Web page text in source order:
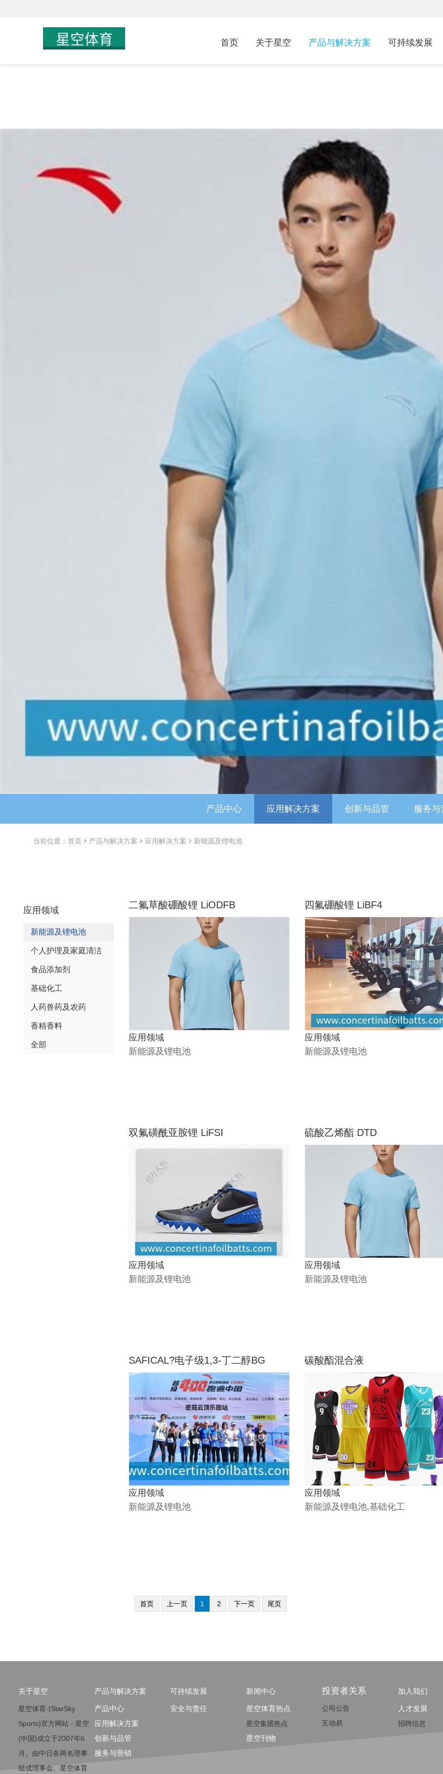
首页 关于星空 产品与解决方案 可持续发展
产品中心 应用解决方案 创新与品管 服务与
当前位置： 首页 产品与解决方案 应用解决方案 新能源及锂电池
应用领域
新能源及锂电池
个人护理及家庭清洁
食品添加剂
基础化工
人药兽药及农药
香精香料
全部
二氟草酸硼酸锂 LiODFB
应用领域
新能源及锂电池
四氟硼酸锂 LiBF4
应用领域
新能源及锂电池
双氟磺酰亚胺锂 LiFSI
应用领域
新能源及锂电池
硫酸乙烯酯 DTD
应用领域
新能源及锂电池
SAFICAL?电子级1,3-丁二醇BG
应用领域
新能源及锂电池
碳酸酯混合液
应用领域
新能源及锂电池,基础化工
首页 上一页 1 2 下一页 尾页
关于星空
星空体育·(StarSky
Sports)官方网站 - 星空
(中国)成立于2007年6
月。由中日各两名理事
组成理事会。星空体育
产品与解决方案
产品中心
应用解决方案
创新与品管
服务与营销
可持续发展
安全与责任
新闻中心
星空体育热点
星空集团热点
星空刊物
投资者关系
公司公告
互动易
加入我们
人才发展
招聘信息